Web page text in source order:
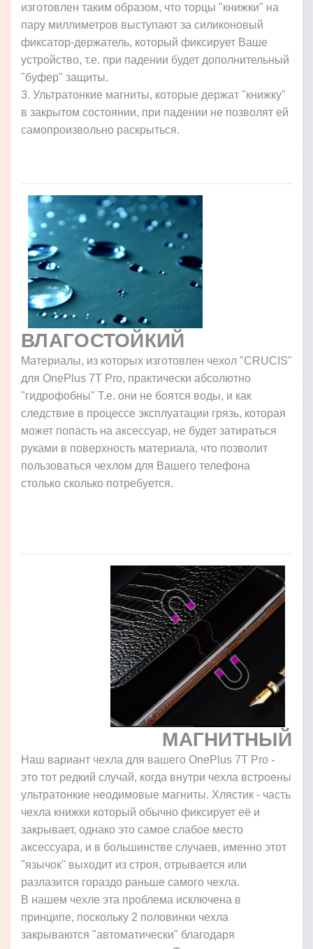
изготовлен таким образом, что торцы "книжки" на
пару миллиметров выступают за силиконовый
фиксатор-держатель, который фиксирует Ваше
устройство, т.е. при падении будет дополнительный
"буфер" защиты.
3. Ультратонкие магниты, которые держат "книжку"
в закрытом состоянии, при падении не позволят ей
самопроизвольно раскрыться.
ВЛАГОСТОЙКИЙ
Материалы, из которых изготовлен чехол "CRUCIS"
для OnePlus 7T Pro, практически абсолютно
"гидрофобны" Т.е. они не боятся воды, и как
следствие в процессе эксплуатации грязь, которая
может попасть на аксессуар, не будет затираться
руками в поверхность материала, что позволит
пользоваться чехлом для Вашего телефона
столько сколько потребуется.
МАГНИТНЫЙ
Наш вариант чехла для вашего OnePlus 7T Pro -
это тот редкий случай, когда внутри чехла встроены
ультратонкие неодимовые магниты. Хлястик - часть
чехла книжки который обычно фиксирует её и
закрывает, однако это самое слабое место
аксессуара, и в большинстве случаев, именно этот
"язычок" выходит из строя, отрывается или
разлазится гораздо раньше самого чехла.
В нашем чехле эта проблема исключена в
принципе, поскольку 2 половинки чехла
закрываются "автоматически" благодаря